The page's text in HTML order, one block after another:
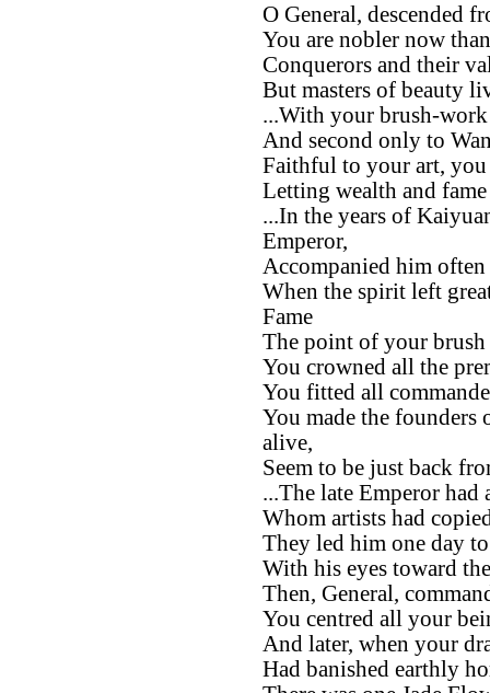
O General, descended
You are nobler now
Conquerors and their
But masters of beauty
...With your brush-
And second only to
Faithful to your art, you
Letting wealth and
...In the years of
Emperor,
Accompanied him
When the spirit left
Fame
The point of your
You crowned all the
You fitted all
You made the
alive,
Seem to be just back
...The late Emperor had
Whom artists had
They led him one day
With his eyes toward
Then, General,
You centred all your
And later, when your
Had banished earthly